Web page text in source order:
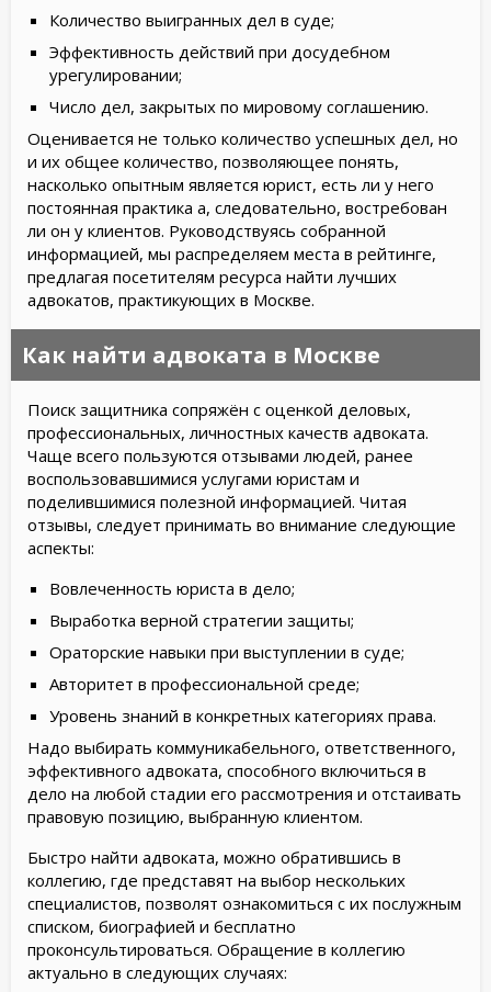
Количество выигранных дел в суде;
Эффективность действий при досудебном
урегулировании;
Число дел, закрытых по мировому соглашению.
Оценивается не только количество успешных дел, но
и их общее количество, позволяющее понять,
насколько опытным является юрист, есть ли у него
постоянная практика а, следовательно, востребован
ли он у клиентов. Руководствуясь собранной
информацией, мы распределяем места в рейтинге,
предлагая посетителям ресурса найти лучших
адвокатов, практикующих в Москве.
Как найти адвоката в Москве
Поиск защитника сопряжён с оценкой деловых,
профессиональных, личностных качеств адвоката.
Чаще всего пользуются отзывами людей, ранее
воспользовавшимися услугами юристам и
поделившимися полезной информацией. Читая
отзывы, следует принимать во внимание следующие
аспекты:
Вовлеченность юриста в дело;
Выработка верной стратегии защиты;
Ораторские навыки при выступлении в суде;
Авторитет в профессиональной среде;
Уровень знаний в конкретных категориях права.
Надо выбирать коммуникабельного, ответственного,
эффективного адвоката, способного включиться в
дело на любой стадии его рассмотрения и отстаивать
правовую позицию, выбранную клиентом.
Быстро найти адвоката, можно обратившись в
коллегию, где представят на выбор нескольких
специалистов, позволят ознакомиться с их послужным
списком, биографией и бесплатно
проконсультироваться. Обращение в коллегию
актуально в следующих случаях: